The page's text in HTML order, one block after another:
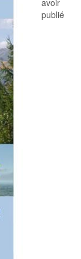
avoir
publié